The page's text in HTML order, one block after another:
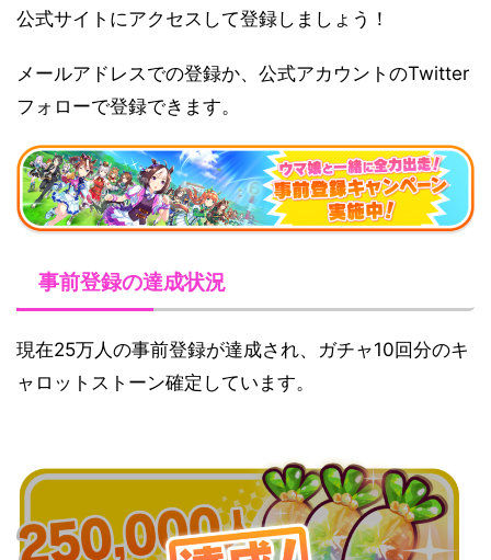
公式サイトにアクセスして登録しましょう！
メールアドレスでの登録か、公式アカウントのTwitter
フォローで登録できます。
事前登録の達成状況
現在25万人の事前登録が達成され、ガチャ10回分のキ
ャロットストーン確定しています。